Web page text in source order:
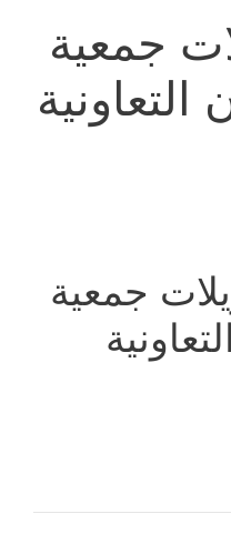
جمعية
جمعية